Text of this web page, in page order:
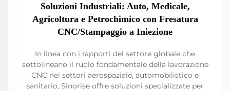
Soluzioni Industriali: Auto, Medicale,
Agricoltura e Petrochimico con Fresatura
CNC/Stampaggio a Iniezione
In linea con i rapporti del settore globale che
sottolineano il ruolo fondamentale della lavorazione
CNC nei settori aerospaziale, automobilistico e
sanitario, Sinorise offre soluzioni specializzate per